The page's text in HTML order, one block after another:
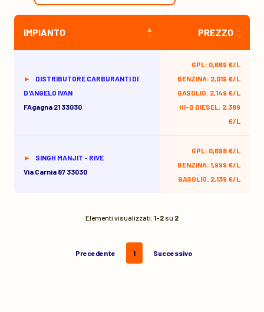
IMPIANTO PREZZO
DISTRIBUTORE CARBURANTI DI
D'ANGELO IVAN
FAgagna 21 33030
GPL: 0,669 €/L
BENZINA: 2,019 €/L
GASOLIO: 2,149 €/L
HI-Q DIESEL: 2,389
€/L
SINGH MANJIT - RIVE
Via Carnia 87 33030
GPL: 0,698 €/L
BENZINA: 1,999 €/L
GASOLIO: 2,139 €/L
Elementi visualizzati: 1-2su 2
Precedente 1 Successivo